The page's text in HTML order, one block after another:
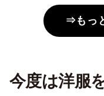
⇒もっ
今度は洋服